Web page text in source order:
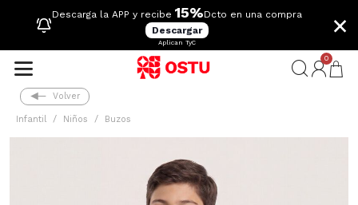
Descarga la APP y recibe 15%Dcto en una compra
Descargar
Aplican TyC
×
0
Volver
Infantil Niños Buzos